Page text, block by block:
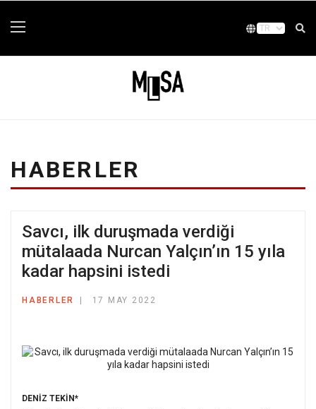
HABERLER
Savcı, ilk duruşmada verdiği
mütalaada Nurcan Yalçın’ın 15 yıla
kadar hapsini istedi
HABERLER 17 MAY 2022
DENİZ TEKİN*